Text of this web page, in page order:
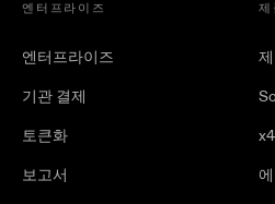
엔터프라이즈
엔터프라이즈
기관 결제
토큰화
보고서
제